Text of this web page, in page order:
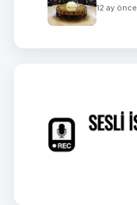
12 ay önce